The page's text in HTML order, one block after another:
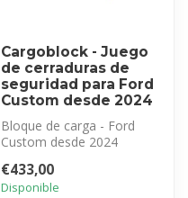
Cargoblock - Juego
de cerraduras de
seguridad para Ford
Custom desde 2024
Bloque de carga - Ford
Custom desde 2024
seguridad para ...
€433,00
Disponible